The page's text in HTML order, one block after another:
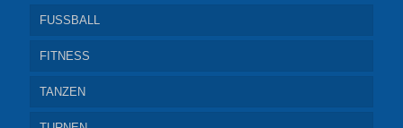
INFO UND MITGLIEDSCHAFT
SPORTHALLE
NEUIGKEITEN
FUSSBALL
Jugendfussball
ALTE HERREN
FITNESS
JUMPING
TANZEN